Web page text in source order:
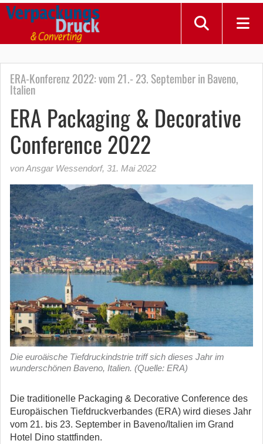
ERA-Konferenz 2022: vom 21.- 23. September in Baveno,
Italien
ERA Packaging & Decorative
Conference 2022
von Ansgar Wessendorf, 31. Mai 2022
Die euroäische Tiefdruckindstrie triff sich dieses Jahr im
wunderschönen Baveno, Italien. (Quelle: ERA)
Die traditionelle Packaging & Decorative Conference des
Europäischen Tiefdruckverbandes (ERA) wird dieses Jahr
vom 21. bis 23. September in Baveno/Italien im Grand
Hotel Dino stattfinden.